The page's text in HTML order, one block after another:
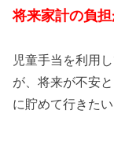
将来家計の負担
児童手当を利用
が、将来が不安
に貯めて行きたい